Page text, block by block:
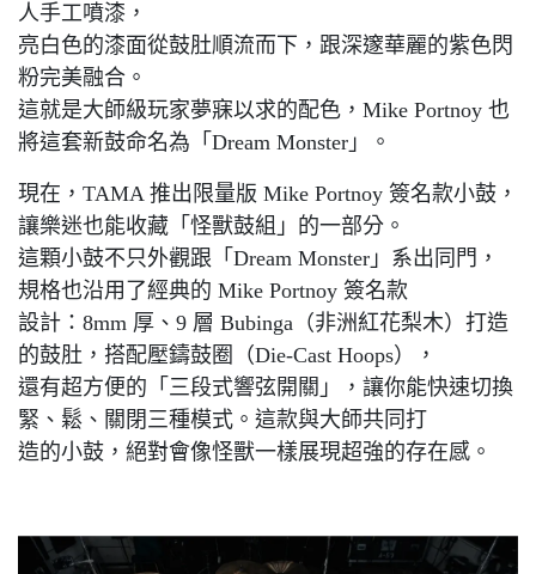
人手工噴漆，
亮白色的漆面從鼓肚順流而下，跟深邃華麗的紫色閃
粉完美融合。
這就是大師級玩家夢寐以求的配色，Mike Portnoy 也
將這套新鼓命名為「Dream Monster」。
現在，TAMA 推出限量版 Mike Portnoy 簽名款小鼓，
讓樂迷也能收藏「怪獸鼓組」的一部分。
這顆小鼓不只外觀跟「Dream Monster」系出同門，
規格也沿用了經典的 Mike Portnoy 簽名款
設計：8mm 厚、9 層 Bubinga（非洲紅花梨木）打造
的鼓肚，搭配壓鑄鼓圈（Die-Cast Hoops），
還有超方便的「三段式響弦開關」，讓你能快速切換
緊、鬆、關閉三種模式。這款與大師共同打
造的小鼓，絕對會像怪獸一樣展現超強的存在感。